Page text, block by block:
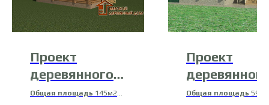
Проект
деревянного
дома Д-22
Общая площадь 145м2
Проект
деревянной
бани 15-Б-3
Общая площадь 59м2